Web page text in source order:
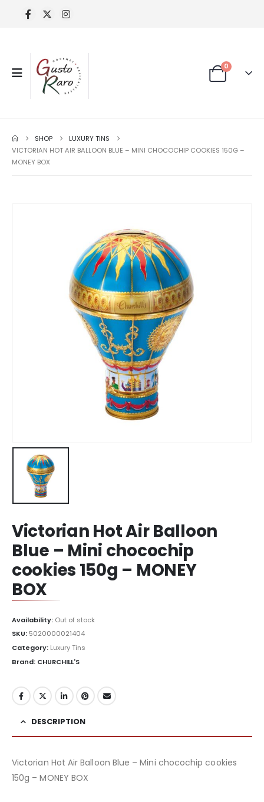
0
SHOP
LUXURY TINS
VICTORIAN HOT AIR BALLOON BLUE – MINI CHOCOCHIP COOKIES 150G –
MONEY BOX
Victorian Hot Air Balloon
Blue – Mini chocochip
cookies 150g – MONEY
BOX
Availability: Out of stock
SKU: 5020000021404
Category: Luxury Tins
Brand: CHURCHILL'S
DESCRIPTION
Victorian Hot Air Balloon Blue – Mini chocochip cookies
150g – MONEY BOX